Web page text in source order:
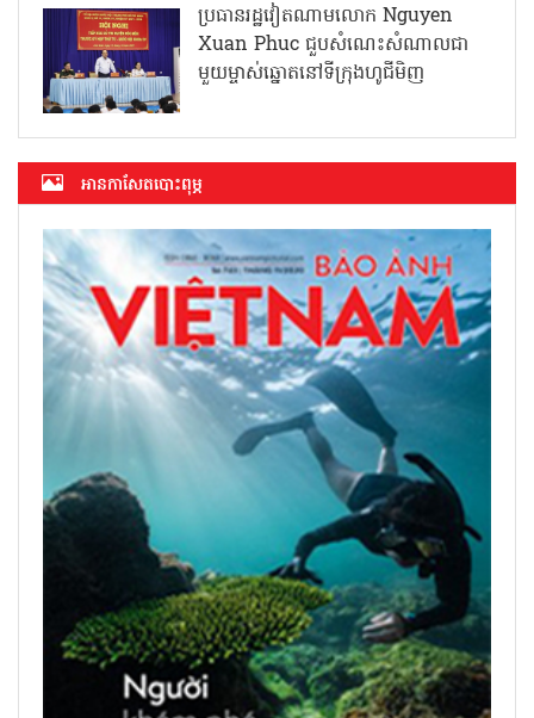
ប្រធានរដ្ឋវៀតណាមលោក Nguyen
Xuan Phuc ជួបសំណេះសំណាលជា
មួយម្ចាស់ឆ្នោតនៅទីក្រុងហូជីមិញ
អាន​កាសែត​បោះពុម្ភ